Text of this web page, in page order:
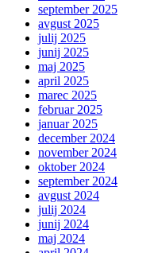
september 2025
avgust 2025
julij 2025
junij 2025
maj 2025
april 2025
marec 2025
februar 2025
januar 2025
december 2024
november 2024
oktober 2024
september 2024
avgust 2024
julij 2024
junij 2024
maj 2024